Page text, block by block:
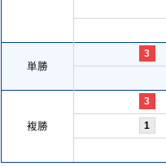
単勝
3
複勝
3
1